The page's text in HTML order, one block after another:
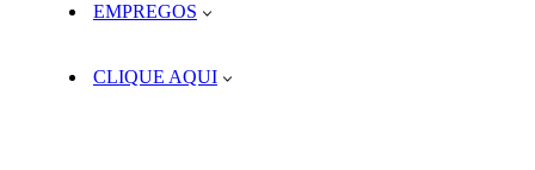
EMPREGOS
CLIQUE AQUI